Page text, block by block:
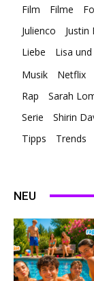
Film
Filme
Julienco
Justin
Liebe
Lisa
Musik
Netflix
Rap
Sarah
Serie
Shirin
Tipps
Trends
NEU